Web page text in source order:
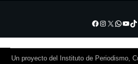
Facebook
Instagram
X
Un proyecto del Instituto de Periodismo,